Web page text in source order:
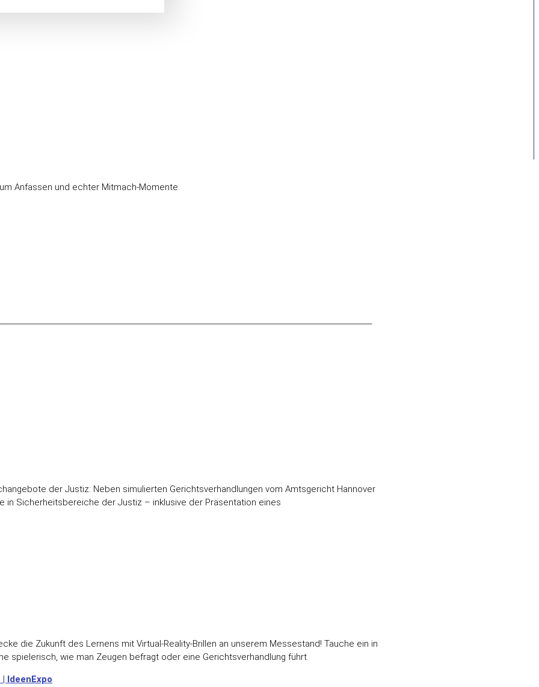
Anfassen und echter Mitmach-Momente.
der Justiz: Neben simulierten Gerichtsverhandlungen vom Amtsgericht Hannover
in Sicherheitsbereiche der Justiz – inklusive der Präsentation eines
die Zukunft des Lernens mit Virtual-Reality-Brillen an unserem Messestand! Tauche ein in
spielerisch, wie man Zeugen befragt oder eine Gerichtsverhandlung führt.
IdeenExpo